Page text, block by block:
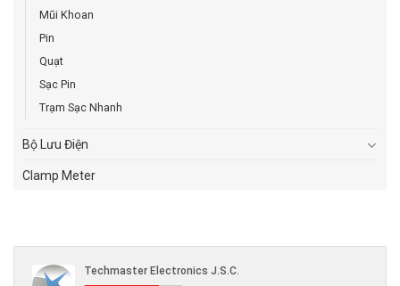
Mũi Khoan
Pin
Quạt
Sạc Pin
Trạm Sạc Nhanh
Bộ Lưu Điện
Clamp Meter